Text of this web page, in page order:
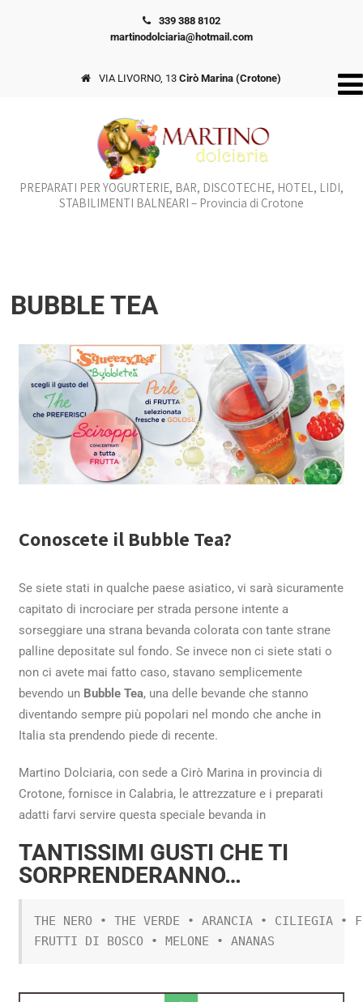
339 388 8102
martinodolciaria@hotmail.com
VIA LIVORNO, 13Cirò Marina (Crotone)
PREPARATI PER YOGURTERIE, BAR, DISCOTECHE, HOTEL, LIDI,
STABILIMENTI BALNEARI – Provincia di Crotone
BUBBLE TEA
Conoscete il Bubble Tea?
Se siete stati in qualche paese asiatico, vi sarà sicuramente
capitato di incrociare per strada persone intente a
sorseggiare una strana bevanda colorata con tante strane
palline depositate sul fondo. Se invece non ci siete stati o
non ci avete mai fatto caso, stavano semplicemente
bevendo un Bubble Tea, una delle bevande che stanno
diventando sempre più popolari nel mondo che anche in
Italia sta prendendo piede di recente.
Martino Dolciaria, con sede a Cirò Marina in provincia di
Crotone, fornisce in Calabria, le attrezzature e i preparati
adatti farvi servire questa speciale bevanda in
TANTISSIMI GUSTI CHE TI
SORPRENDERANNO…
THE NERO • THE VERDE • ARANCIA • CILIEGIA •
FRUTTI DI BOSCO • MELONE • ANANAS